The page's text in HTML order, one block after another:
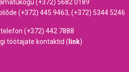
(+372) 5682 0189
(+372) 445 9463, (+372) 5344 5246
(+372) 442 7888
töötajate kontaktid ( link)